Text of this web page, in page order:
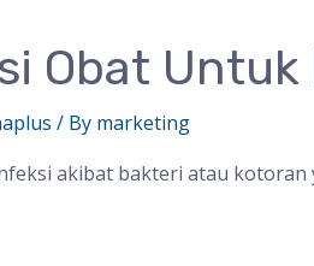
Obat
/ By marketing
akibat bakteri atau kotoran